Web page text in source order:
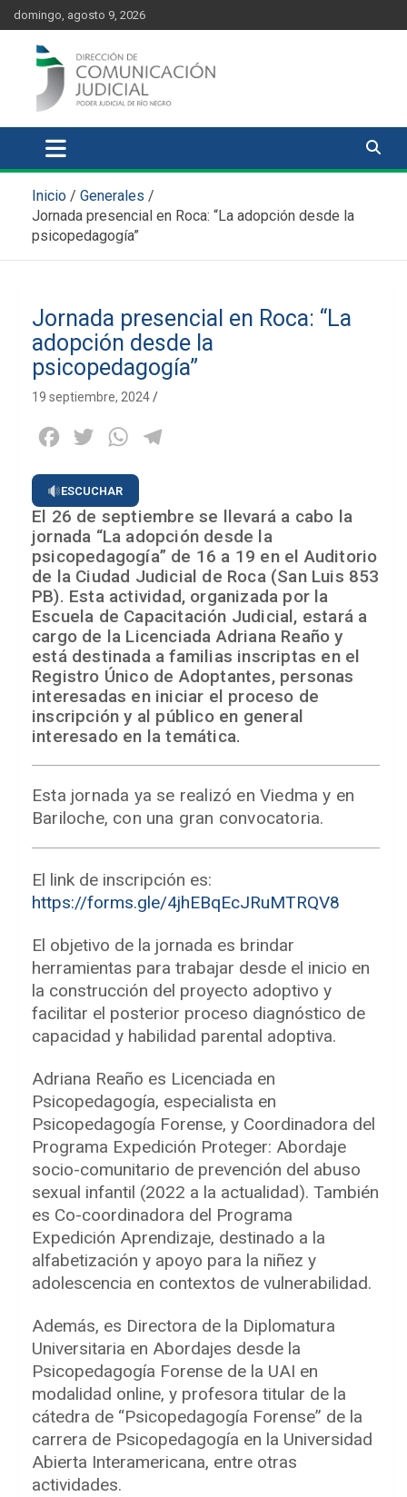
content
Skip
to
content
domingo, agosto 9, 2026
Comunicación Judicial
Inicio
Generales
Jornada presencial en Roca: “La adopción desde la
psicopedagogía”
Jornada presencial en Roca: “La
adopción desde la
psicopedagogía”
19 septiembre, 2024
Facebook
Twitter WhatsApp
ESCUCHAR
El 26 de septiembre se llevará a cabo la
jornada “La adopción desde la
psicopedagogía” de 16 a 19 en el Auditorio
de la Ciudad Judicial de Roca (San Luis 853
PB). Esta actividad, organizada por la
Escuela de Capacitación Judicial, estará a
cargo de la Licenciada Adriana Reaño y
está destinada a familias inscriptas en el
Registro Único de Adoptantes, personas
interesadas en iniciar el proceso de
inscripción y al público en general
interesado en la temática.
Esta jornada ya se realizó en Viedma y en
Bariloche, con una gran convocatoria.
El link de inscripción es:
https://forms.gle/4jhEBqEcJRuMTRQV8
El objetivo de la jornada es brindar
herramientas para trabajar desde el inicio en
la construcción del proyecto adoptivo y
facilitar el posterior proceso diagnóstico de
capacidad y habilidad parental adoptiva.
Adriana Reaño es Licenciada en
Psicopedagogía, especialista en
Psicopedagogía Forense, y Coordinadora del
Programa Expedición Proteger: Abordaje
socio-comunitario de prevención del abuso
sexual infantil (2022 a la actualidad). También
es Co-coordinadora del Programa
Expedición Aprendizaje, destinado a la
alfabetización y apoyo para la niñez y
adolescencia en contextos de vulnerabilidad.
Además, es Directora de la Diplomatura
Universitaria en Abordajes desde la
Psicopedagogía Forense de la UAI en
modalidad online, y profesora titular de la
cátedra de “Psicopedagogía Forense” de la
carrera de Psicopedagogía en la Universidad
Abierta Interamericana, entre otras
actividades.